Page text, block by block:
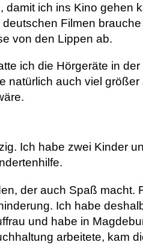
damit ich ins Kino gehen
Filmen
von den Lippen ab.
ich die Hörgeräte in der
natürlich auch viel größer
Ich habe zwei Kinder
der auch Spaß macht.
Ich habe
und habe in
arbeitete, kam